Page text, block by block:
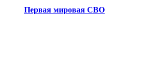
Первая мировая СВО